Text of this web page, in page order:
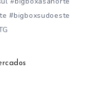
#bigboxsudoeste